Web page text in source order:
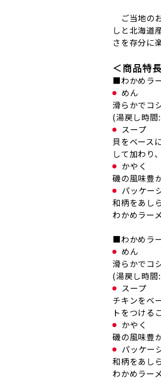
ご当地の
しと北海道
さを存分に
＜商品特
■わかめラ
めん
滑らかでコ
(湯戻し時間
スープ
貝をベース
して加わり
かやく
磯の風味豊
パッケー
和柄をあし
わかめラー
■わかめラ
めん
滑らかでコ
(湯戻し時間
スープ
チキンをベ
トをつける
かやく
磯の風味豊
パッケー
和柄をあし
わかめラー